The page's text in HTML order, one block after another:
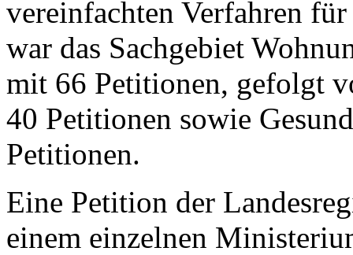
vereinfachten Verfahren
war das Sachgebiet
mit 66 Petitionen, gefolgt
40 Petitionen sowie
Petitionen.
Eine Petition der
einem einzelnen